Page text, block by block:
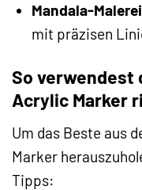
Mandala-
mit präzisen
So verwendest
Acrylic Marker
Um das Beste aus
Marker
Tipps: